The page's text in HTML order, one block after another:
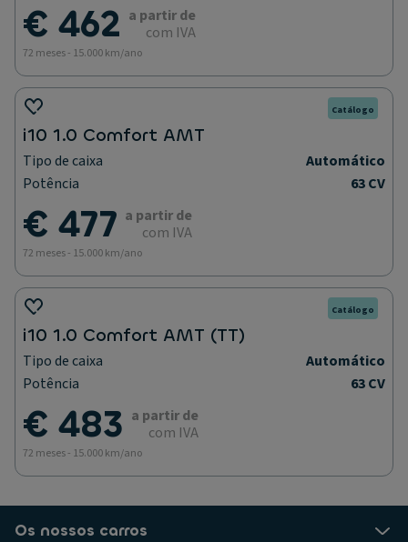
€ 462 a partir de
com IVA
72 meses - 15.000 km/ano
Catálogo
i10 1.0 Comfort AMT
Tipo de caixa
Automático
Potência
63 CV
€ 477 a partir de
com IVA
72 meses - 15.000 km/ano
Catálogo
i10 1.0 Comfort AMT (TT)
Tipo de caixa
Automático
Potência
63 CV
€ 483 a partir de
com IVA
72 meses - 15.000 km/ano
Os nossos carros